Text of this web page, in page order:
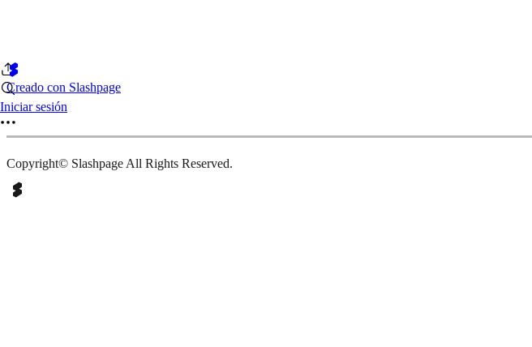
Iniciar sesión
Creado con Slashpage
Copyright© Slashpage All Rights Reserved.